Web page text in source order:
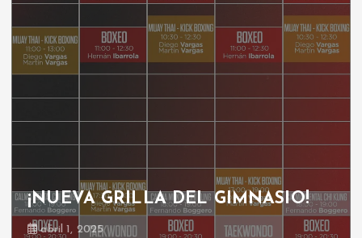
¡NUEVA GRILLA DEL GIMNASIO!
abril 1, 2025